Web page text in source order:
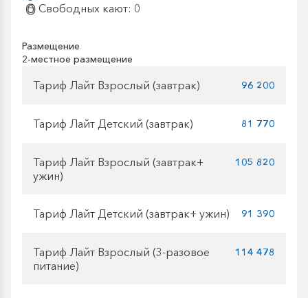
Свободных кают: 0
Размещение
2-местное размещение
Тариф Лайт Взрослый (завтрак) 96 200
Тариф Лайт Детский (завтрак) 81 770
Тариф Лайт Взрослый (завтрак+
ужин)
105 820
Тариф Лайт Детский (завтрак+ ужин) 91 390
Тариф Лайт Взрослый (3-разовое
питание)
114 478